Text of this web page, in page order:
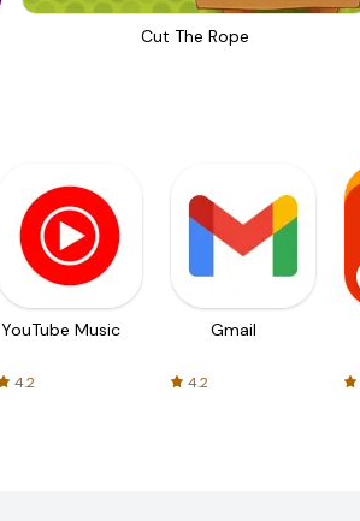
Cut The Rope
YouTube Music
4.2
Gmail
4.2